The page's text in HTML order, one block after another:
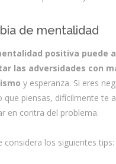
de mentalidad
positiva puede
las adversidades con
y esperanza. Si eres
que piensas, difícilmente te
en contra del problema.
considera los siguientes tips: